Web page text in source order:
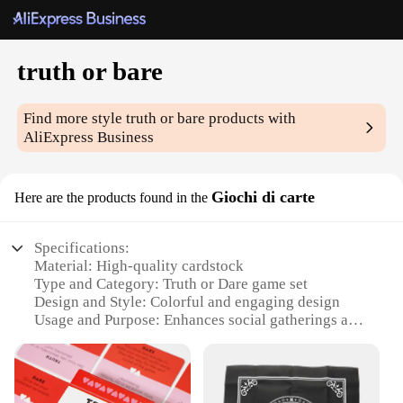
truth or bare
Find more styletruth or bare products with
AliExpress Business
Here are the products found in the Giochi di carte
Specifications:
Material: High-quality cardstock
Type and Category: Truth or Dare game set
Design and Style: Colorful and engaging design
Usage and Purpose: Enhances social gatherings and
Performance and Property: Durable and easy to
shuffle
Parts and Accessories: Includes 50 cards per set